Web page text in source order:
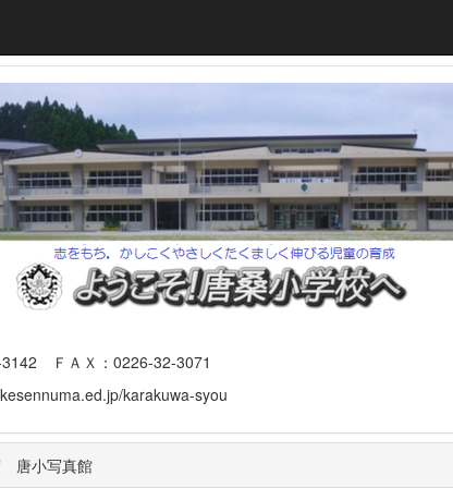
ＦＡＸ：0226-32-3071
karakuwa-syou
唐小写真館